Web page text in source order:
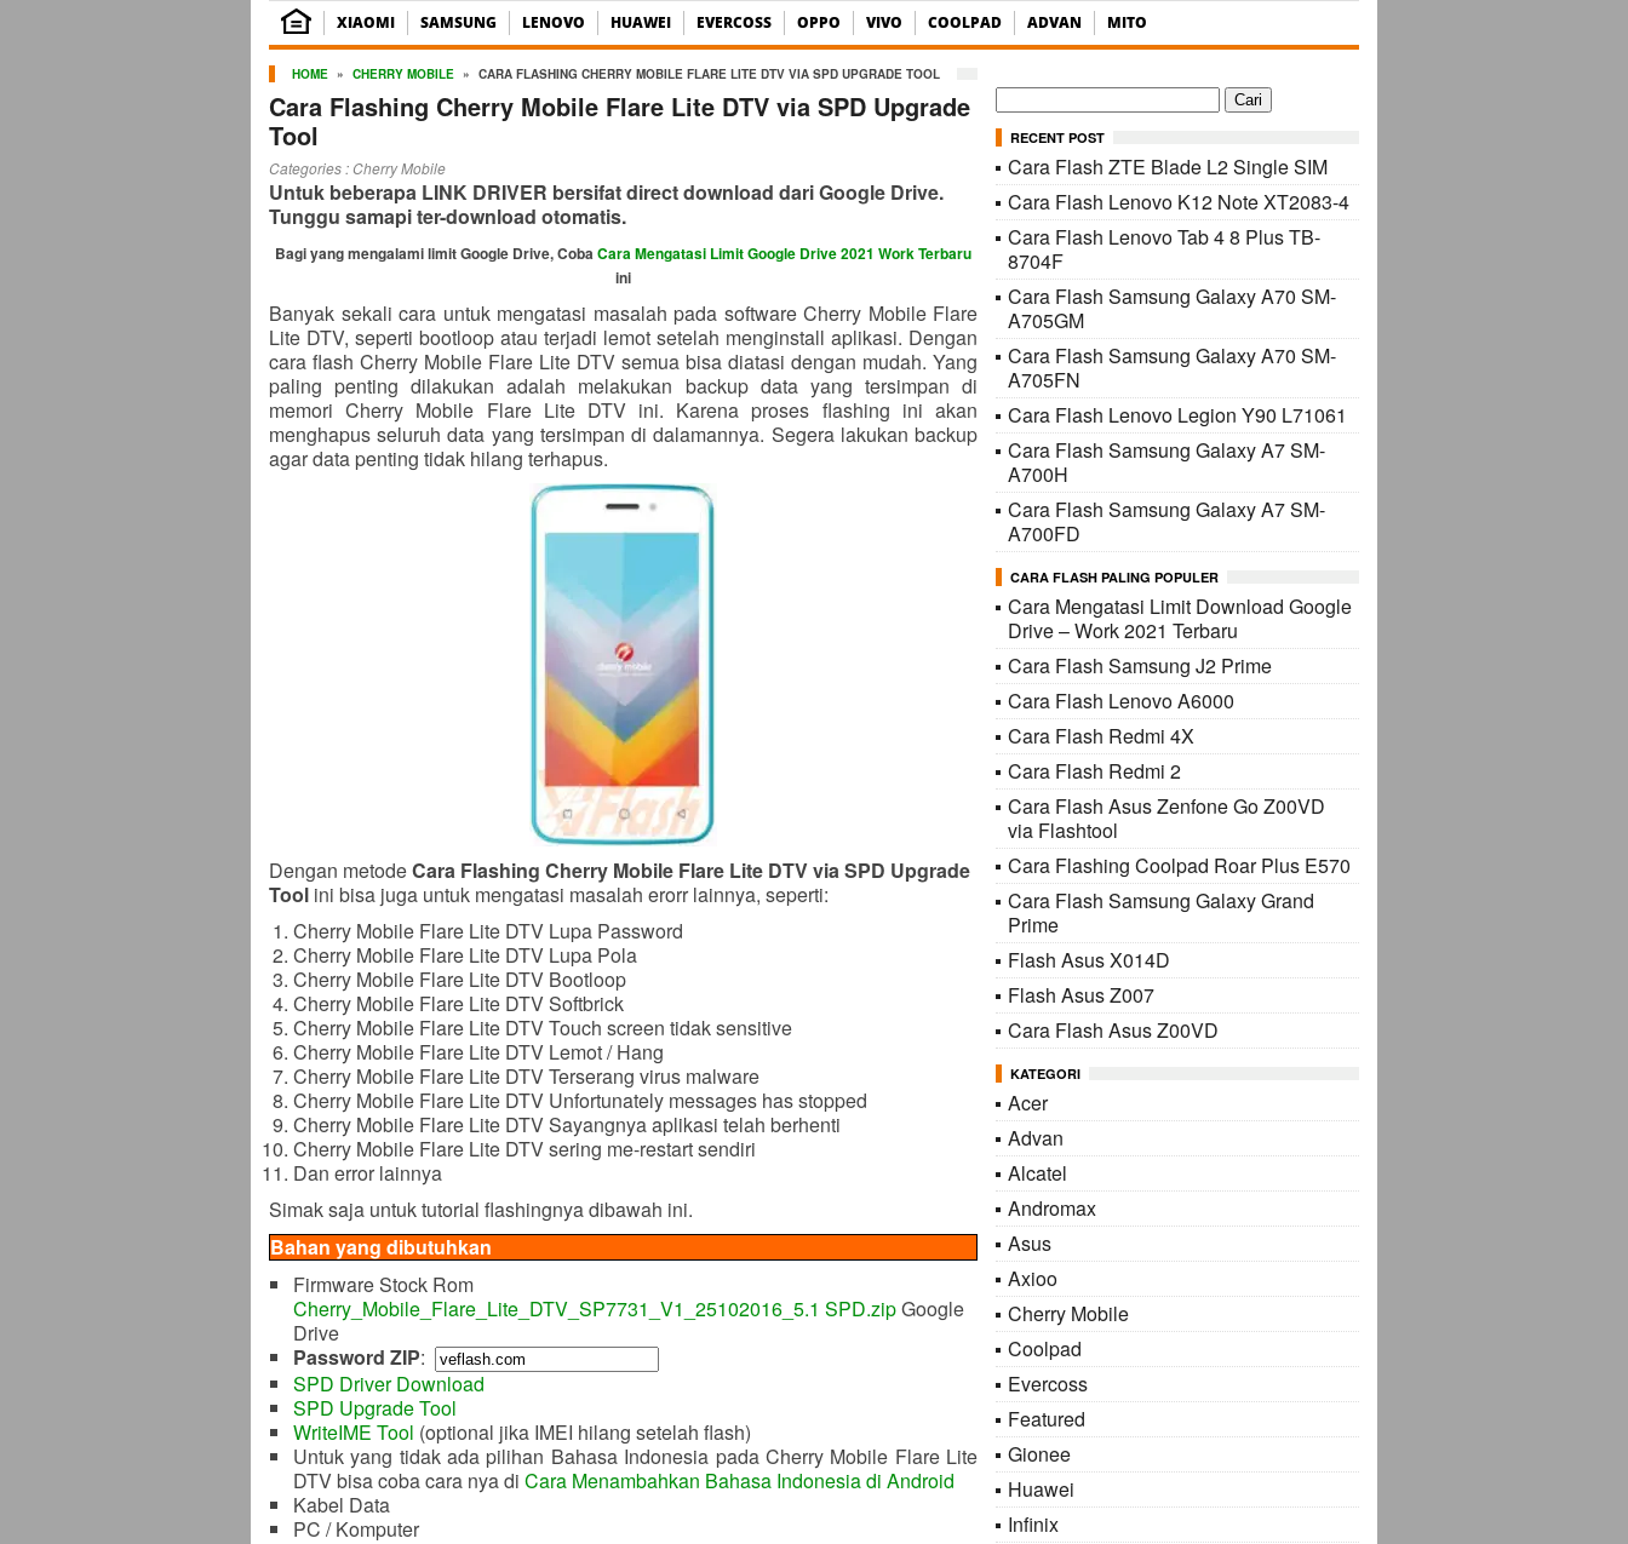
XIAOMI SAMSUNG LENOVO HUAWEI EVERCOSS OPPO VIVO COOLPAD ADVAN MITO
HOME » CHERRY MOBILE » CARA FLASHING CHERRY MOBILE FLARE LITE DTV VIA SPD UPGRADE TOOL
Cara Flashing Cherry Mobile Flare Lite DTV via SPD Upgrade
Tool
Categories : Cherry Mobile
Untuk beberapa LINK DRIVER bersifat direct download dari Google Drive.
Tunggu samapi ter-download otomatis.
Bagi yang mengalami limit Google Drive, CobaCara Mengatasi Limit Google Drive 2021 Work Terbaru
ini
Banyak sekali cara untuk mengatasi masalah pada software Cherry Mobile Flare
Lite DTV, seperti bootloop atau terjadi lemot setelah menginstall aplikasi. Dengan
cara flash Cherry Mobile Flare Lite DTV semua bisa diatasi dengan mudah. Yang
paling penting dilakukan adalah melakukan backup data yang tersimpan di
memori Cherry Mobile Flare Lite DTV ini. Karena proses flashing ini akan
menghapus seluruh data yang tersimpan di dalamannya. Segera lakukan backup
agar data penting tidak hilang terhapus.
Dengan metodeCara Flashing Cherry Mobile Flare Lite DTV via SPD Upgrade
Tool ini bisa juga untuk mengatasi masalah erorr lainnya, seperti:
Cherry Mobile Flare Lite DTV Lupa Password
Cherry Mobile Flare Lite DTV Lupa Pola
Cherry Mobile Flare Lite DTV Bootloop
Cherry Mobile Flare Lite DTV Softbrick
Cherry Mobile Flare Lite DTV Touch screen tidak sensitive
Cherry Mobile Flare Lite DTV Lemot / Hang
Cherry Mobile Flare Lite DTV Terserang virus malware
Cherry Mobile Flare Lite DTV Unfortunately messages has stopped
Cherry Mobile Flare Lite DTV Sayangnya aplikasi telah berhenti
Cherry Mobile Flare Lite DTV sering me-restart sendiri
Dan error lainnya
Simak saja untuk tutorial flashingnya dibawah ini.
Bahan yang dibutuhkan
Firmware Stock Rom
Cherry_Mobile_Flare_Lite_DTV_SP7731_V1_25102016_5.1 SPD.zipGoogle
Drive
Password ZIP:
SPD Driver Download
SPD Upgrade Tool
WriteIME Tool (optional jika IMEI hilang setelah flash)
Untuk yang tidak ada pilihan Bahasa Indonesia pada Cherry Mobile Flare Lite
DTV bisa coba cara nya di Cara Menambahkan Bahasa Indonesia di Android
Kabel Data
PC / Komputer
Cari
untuk:
RECENT POST
Cara Flash ZTE Blade L2 Single SIM
Cara Flash Lenovo K12 Note XT2083-4
Cara Flash Lenovo Tab 4 8 Plus TB-
8704F
Cara Flash Samsung Galaxy A70 SM-
A705GM
Cara Flash Samsung Galaxy A70 SM-
A705FN
Cara Flash Lenovo Legion Y90 L71061
Cara Flash Samsung Galaxy A7 SM-
A700H
Cara Flash Samsung Galaxy A7 SM-
A700FD
CARA FLASH PALING POPULER
Cara Mengatasi Limit Download Google
Drive – Work 2021 Terbaru
Cara Flash Samsung J2 Prime
Cara Flash Lenovo A6000
Cara Flash Redmi 4X
Cara Flash Redmi 2
Cara Flash Asus Zenfone Go Z00VD
via Flashtool
Cara Flashing Coolpad Roar Plus E570
Cara Flash Samsung Galaxy Grand
Prime
Flash Asus X014D
Flash Asus Z007
Cara Flash Asus Z00VD
KATEGORI
Acer
Advan
Alcatel
Andromax
Asus
Axioo
Cherry Mobile
Coolpad
Evercoss
Featured
Gionee
Huawei
Infinix